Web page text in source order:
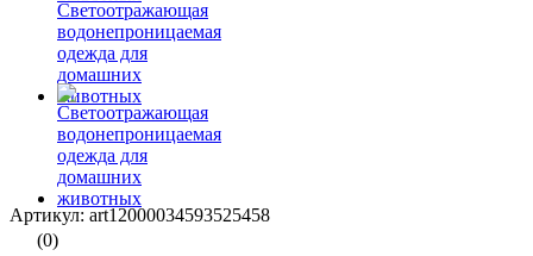
Артикул: art12000034593525458
(0)